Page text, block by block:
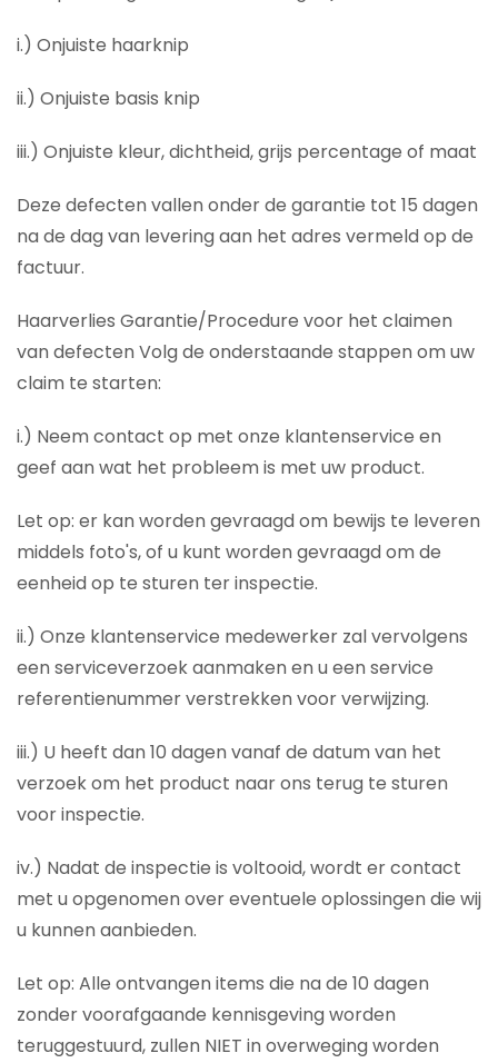
i.) Onjuiste haarknip
ii.) Onjuiste basis knip
iii.) Onjuiste kleur, dichtheid, grijs percentage of maat
Deze defecten vallen onder de garantie tot 15 dagen
na de dag van levering aan het adres vermeld op de
factuur.
Haarverlies Garantie/Procedure voor het claimen
van defecten Volg de onderstaande stappen om uw
claim te starten:
i.) Neem contact op met onze klantenservice en
geef aan wat het probleem is met uw product.
Let op: er kan worden gevraagd om bewijs te leveren
middels foto's, of u kunt worden gevraagd om de
eenheid op te sturen ter inspectie.
ii.) Onze klantenservice medewerker zal vervolgens
een serviceverzoek aanmaken en u een service
referentienummer verstrekken voor verwijzing.
iii.) U heeft dan 10 dagen vanaf de datum van het
verzoek om het product naar ons terug te sturen
voor inspectie.
iv.) Nadat de inspectie is voltooid, wordt er contact
met u opgenomen over eventuele oplossingen die wij
u kunnen aanbieden.
Let op: Alle ontvangen items die na de 10 dagen
zonder voorafgaande kennisgeving worden
teruggestuurd, zullen NIET in overweging worden